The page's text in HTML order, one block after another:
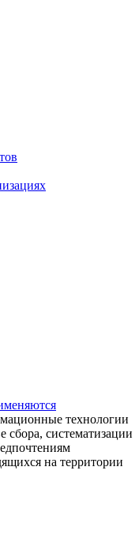
технологии
сбора, систематизации
на территории